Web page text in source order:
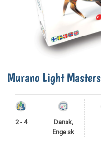
Murano Light Masters
2 - 4
Dansk,
Engelsk